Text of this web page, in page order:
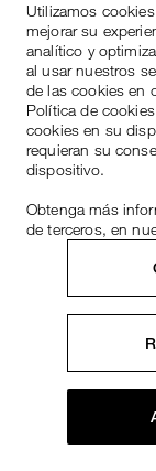
Utilizamos
mejorar su
analítico y
al usar nuestros
de las cookies en
Política de
cookies en su
requieran su
dispositivo.
Obtenga más
de terceros, en